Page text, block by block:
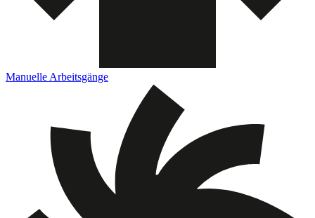
Manuelle Arbeitsgänge